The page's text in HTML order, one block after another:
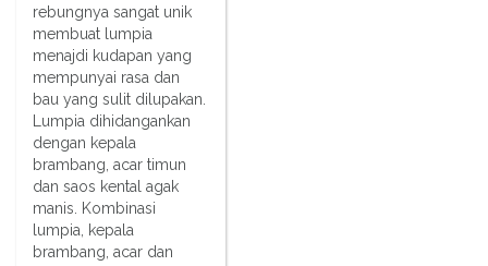
rebungnya sangat unik
membuat lumpia
menajdi kudapan yang
mempunyai rasa dan
bau yang sulit dilupakan.
Lumpia dihidangankan
dengan kepala
brambang, acar timun
dan saos kental agak
manis. Kombinasi
lumpia, kepala
brambang, acar dan